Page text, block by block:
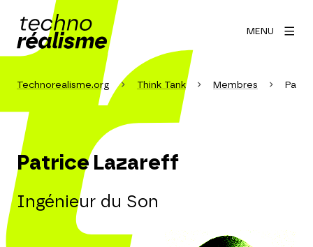
MENU
Technorealisme.org Think Tank Membres
Patrice Lazareff
Ingénieur du Son
Agrandir